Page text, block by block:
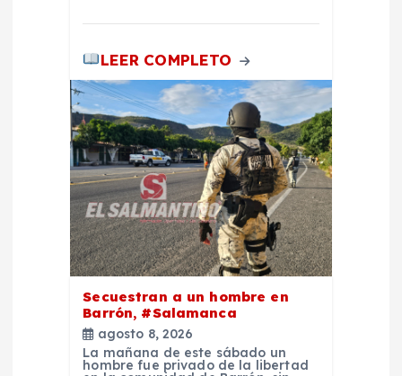
LEER COMPLETO
Secuestran a un hombre en
Barrón, #Salamanca
agosto 8, 2026
La mañana de este sábado un
hombre fue privado de la libertad